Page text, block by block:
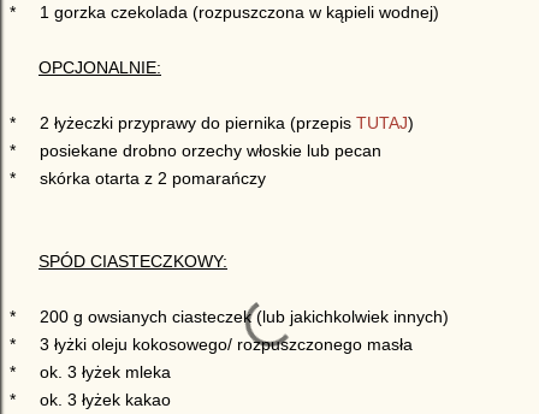
*
1 gorzka czekolada (rozpuszczona w kąpieli wodnej)
OPCJONALNIE:
* 2 łyżeczki przyprawy do piernika (przepis TUTAJ)
*
posiekane drobno orzechy włoskie lub pecan
*
skórka otarta z 2 pomarańczy
SPÓD CIASTECZKOWY:
*
200 g owsianych ciasteczek (lub jakichkolwiek innych)
*
3 łyżki oleju kokosowego/ rozpuszczonego masła
*
ok. 3 łyżek mleka
*
ok. 3 łyżek kakao